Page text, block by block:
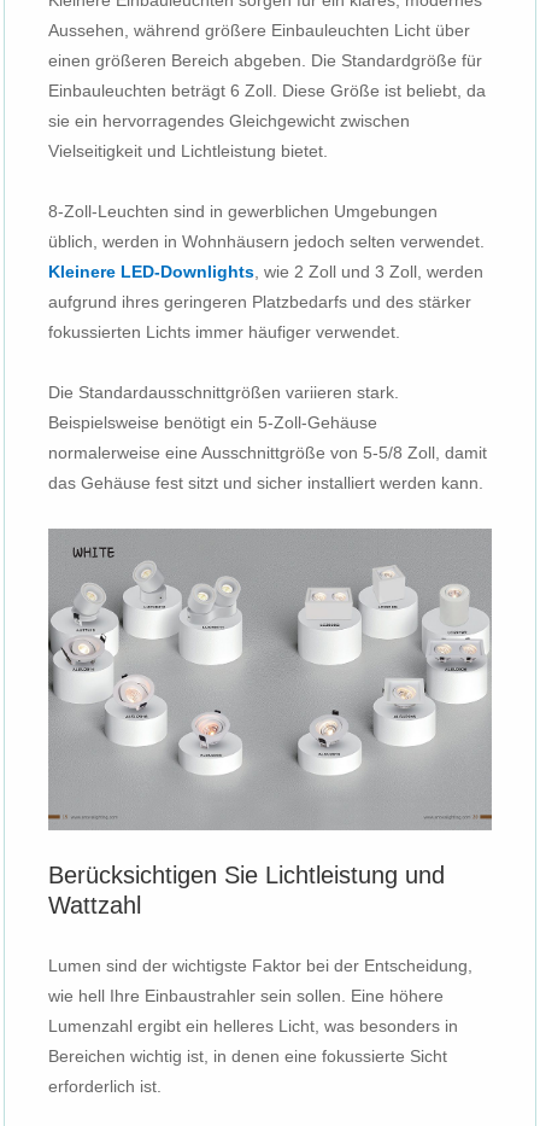
Aussehen, während größere Einbauleuchten Licht über
einen größeren Bereich abgeben. Die Standardgröße für
Einbauleuchten beträgt 6 Zoll. Diese Größe ist beliebt, da
sie ein hervorragendes Gleichgewicht zwischen
Vielseitigkeit und Lichtleistung bietet.
8-Zoll-Leuchten sind in gewerblichen Umgebungen
üblich, werden in Wohnhäusern jedoch selten verwendet.
Kleinere LED-Downlights , wie 2 Zoll und 3 Zoll, werden
aufgrund ihres geringeren Platzbedarfs und des stärker
fokussierten Lichts immer häufiger verwendet.
Die Standardausschnittgrößen variieren stark.
Beispielsweise benötigt ein 5-Zoll-Gehäuse
normalerweise eine Ausschnittgröße von 5-5/8 Zoll, damit
das Gehäuse fest sitzt und sicher installiert werden kann.
Berücksichtigen Sie Lichtleistung und
Wattzahl
Lumen sind der wichtigste Faktor bei der Entscheidung,
wie hell Ihre Einbaustrahler sein sollen. Eine höhere
Lumenzahl ergibt ein helleres Licht, was besonders in
Bereichen wichtig ist, in denen eine fokussierte Sicht
erforderlich ist.